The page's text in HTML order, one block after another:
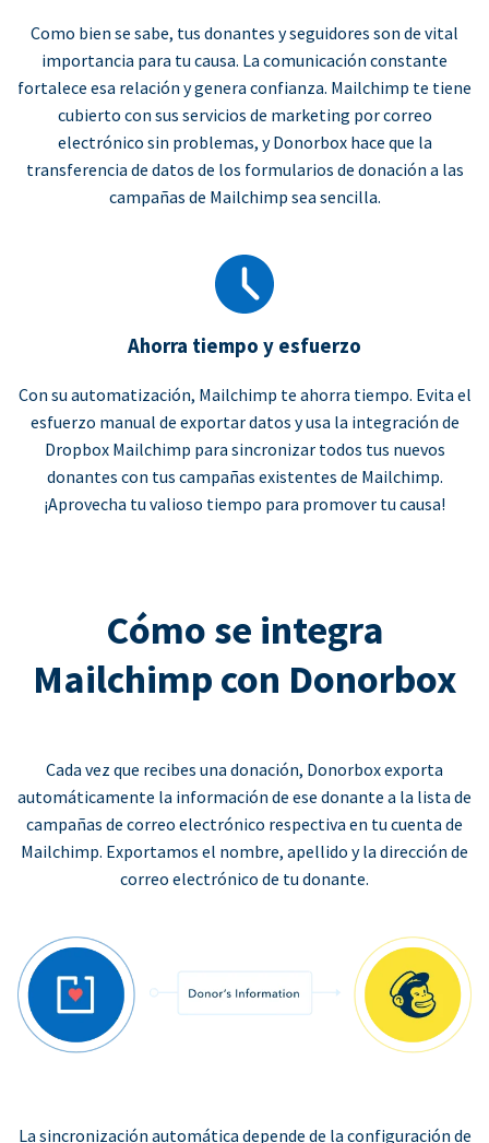
Como bien se sabe, tus donantes y seguidores son de vital
importancia para tu causa. La comunicación constante
fortalece esa relación y genera confianza. Mailchimp te tiene
cubierto con sus servicios de marketing por correo
electrónico sin problemas, y Donorbox hace que la
transferencia de datos de los formularios de donación a las
campañas de Mailchimp sea sencilla.
Ahorra tiempo y esfuerzo
Con su automatización, Mailchimp te ahorra tiempo. Evita el
esfuerzo manual de exportar datos y usa la integración de
Dropbox Mailchimp para sincronizar todos tus nuevos
donantes con tus campañas existentes de Mailchimp.
¡Aprovecha tu valioso tiempo para promover tu causa!
Cómo se integra
Mailchimp con Donorbox
Cada vez que recibes una donación, Donorbox exporta
automáticamente la información de ese donante a la lista de
campañas de correo electrónico respectiva en tu cuenta de
Mailchimp. Exportamos el nombre, apellido y la dirección de
correo electrónico de tu donante.
La sincronización automática depende de la configuración de